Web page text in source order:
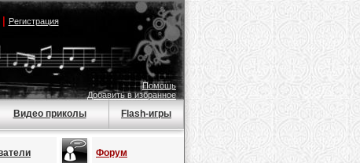
Регистрация
Помощь
Добавить в избранное
Видео приколы Flash-игры
Форум